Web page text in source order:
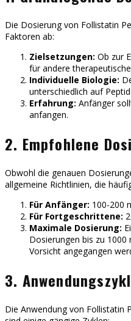
Die Dosierung von Follistatin
Faktoren ab:
Zielsetzungen: Ob zur
für andere
Individuelle Biologie:
unterschiedlich auf
Erfahrung: Anfänger
anfangen.
2. Empfohlene
Obwohl die genauen
allgemeine Richtlinien, die
Für Anfänger: 100-200
Für Fortgeschrittene:
Maximale Dosierung:
Dosierungen bis zu
Vorsicht angegangen
3.
Die Anwendung von Follistatin